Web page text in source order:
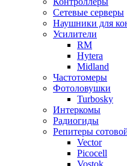
Сетевые серверы
Наушники для
Усилители
RM
Hytera
Midland
Частотомеры
Фотоловушки
Turbosky
Интеркомы
Радиогиды
Репитеры
Vector
Picocell
Vostok